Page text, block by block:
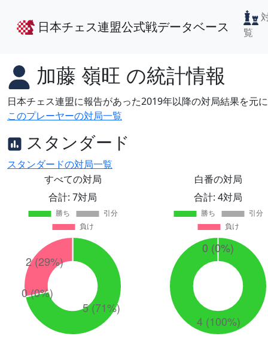
日本チェス連盟公式戦データベース
覧
加藤 嶺旺 の統計情報
日本チェス連盟に報告があった2019年以降の対局結果を元
このプレーヤーの対局一覧
スタンダード
スタンダードの対局一覧
すべての対局
合計: 7対局
白番の対局
合計: 4対局